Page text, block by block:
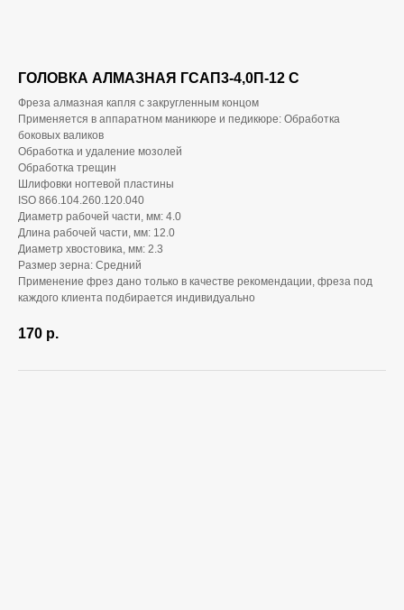
ГОЛОВКА АЛМАЗНАЯ ГСАП3-4,0П-12 С
Фреза алмазная капля с закругленным концом
Применяется в аппаратном маникюре и педикюре: Обработка
боковых валиков
Обработка и удаление мозолей
Обработка трещин
Шлифовки ногтевой пластины
ISO 866.104.260.120.040
Диаметр рабочей части, мм: 4.0
Длина рабочей части, мм: 12.0
Диаметр хвостовика, мм: 2.3
Размер зерна: Средний
Применение фрез дано только в качестве рекомендации, фреза под
каждого клиента подбирается индивидуально
170 р.